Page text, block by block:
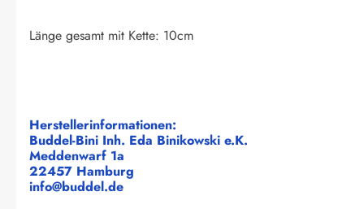
Länge gesamt mit Kette: 10cm
Herstellerinformationen:
Buddel-Bini Inh. Eda Binikowski e.K.
Meddenwarf 1a
22457 Hamburg
info@buddel.de